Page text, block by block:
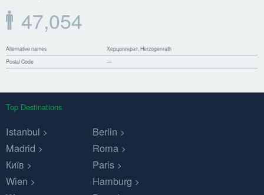
47,054
Alternative names
Херцогенрат, Herzogenrath
Postal Code
—
Top Destinations
Istanbul
Berlin
Madrid
Roma
Київ
Paris
Wien
Hamburg